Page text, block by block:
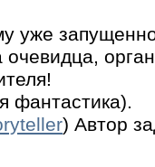
уже
фантастика).
) Автор